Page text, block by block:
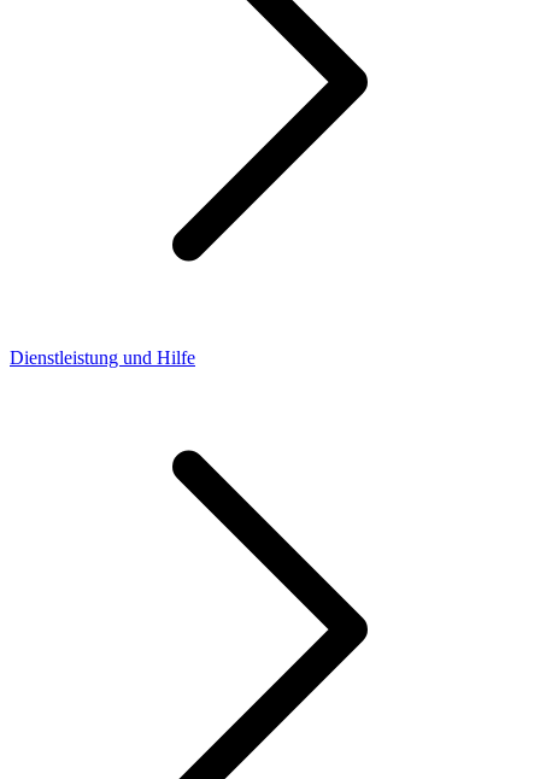
Dienstleistung und Hilfe